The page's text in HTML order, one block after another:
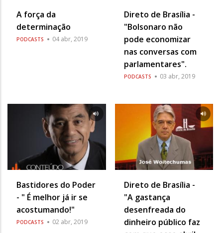
A força da
determinação
PODCASTS 04 abr, 2019
Direto de Brasília -
"Bolsonaro não
pode economizar
nas conversas com
parlamentares".
PODCASTS 03 abr, 2019
Bastidores do Poder
- " É melhor já ir se
acostumando!"
PODCASTS 02 abr, 2019
Direto de Brasília -
"A gastança
desenfreada do
dinheiro público faz